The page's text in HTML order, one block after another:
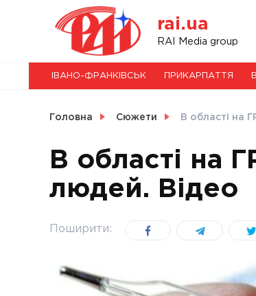
rai.ua
RAI Media group
НОВИНИ
СВІТ
УКРАЇНА
ІВАНО-ФРАНКІВСЬК ПРИКАРПАТТЯ
Головна Сюжети В області на
В області на
людей. Відео
Поширити: